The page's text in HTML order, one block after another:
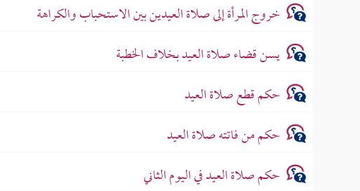
خروج المرأة إلى صلاة العيدين بين الاستحباب والكراهة
يسن قضاء صلاة العيد بخلاف الخطبة
حكم قطع صلاة العيد
حكم من فاتته صلاة العيد
حكم صلاة العيد في اليوم الثاني